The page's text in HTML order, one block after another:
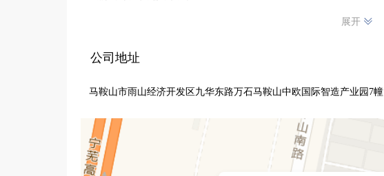
展开
公司地址
马鞍山市雨山经济开发区九华东路万石马鞍山中欧国际智造产业园7幢